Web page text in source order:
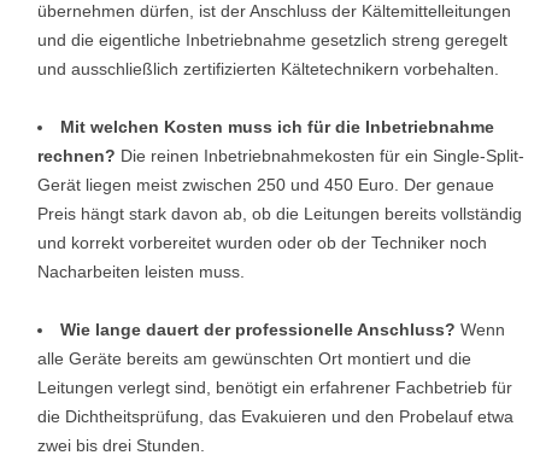
übernehmen dürfen, ist der Anschluss der Kältemittelleitungen
und die eigentliche Inbetriebnahme gesetzlich streng geregelt
und ausschließlich zertifizierten Kältetechnikern vorbehalten.
Mit welchen Kosten muss ich für die Inbetriebnahme
rechnen? Die reinen Inbetriebnahmekosten für ein Single-Split-
Gerät liegen meist zwischen 250 und 450 Euro. Der genaue
Preis hängt stark davon ab, ob die Leitungen bereits vollständig
und korrekt vorbereitet wurden oder ob der Techniker noch
Nacharbeiten leisten muss.
Wie lange dauert der professionelle Anschluss? Wenn
alle Geräte bereits am gewünschten Ort montiert und die
Leitungen verlegt sind, benötigt ein erfahrener Fachbetrieb für
die Dichtheitsprüfung, das Evakuieren und den Probelauf etwa
zwei bis drei Stunden.